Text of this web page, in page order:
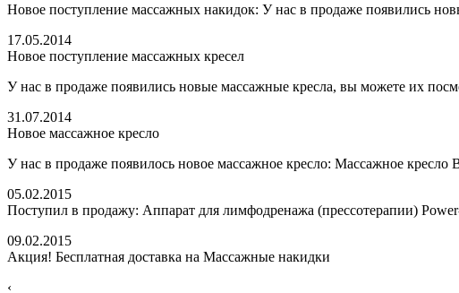
Новое поступление массажных накидок: У нас в продаже появились
17.05.2014
Новое поступление массажных кресел
У нас в продаже появились новые массажные кресла, вы можете их
31.07.2014
Новое массажное кресло
У нас в продаже появилось новое массажное кресло: Массажное кресло
05.02.2015
Поступил в продажу: Аппарат для лимфодренажа (прессотерапии)
09.02.2015
Акция! Бесплатная доставка на Массажные накидки
‹